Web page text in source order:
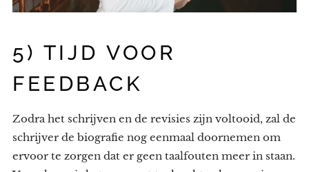
5) TIJD VOOR
FEEDBACK
Zodra het schrijven en de revisies zijn voltooid, zal de
schrijver de biografie nog eenmaal doornemen om
ervoor te zorgen dat er geen taalfouten meer in staan.